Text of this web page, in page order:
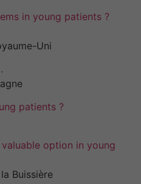
in young patients ?
Uni
patients ?
option in young
Buissière